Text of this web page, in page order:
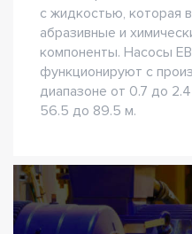
с жидкостью, которая
абразивные и
компоненты. Насосы
функционируют с
диапазоне от 0.7 до
56.5 до 89.5 м.